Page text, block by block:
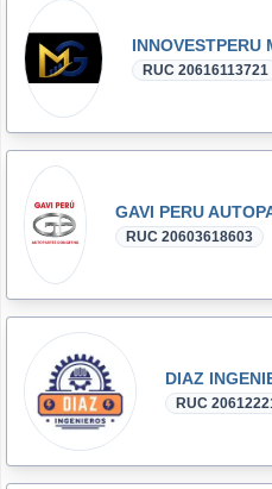
RUC 20616113721
RUC 20603618603
RUC